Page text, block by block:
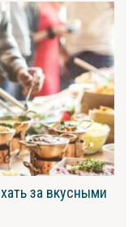
за вкусными